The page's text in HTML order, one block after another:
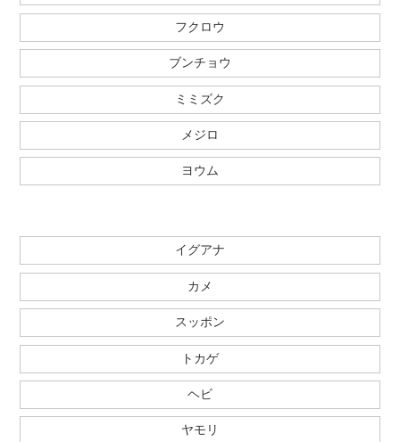
フクロウ
ブンチョウ
ミミズク
メジロ
ヨウム
イグアナ
カメ
スッポン
トカゲ
ヘビ
ヤモリ